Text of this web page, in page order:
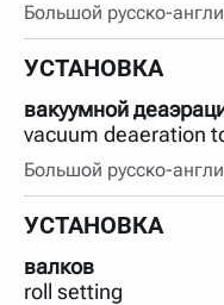
Большой русско-
УСТАНОВКА
вакуумной
vacuum deaeration
Большой русско-
УСТАНОВКА
валков
roll setting